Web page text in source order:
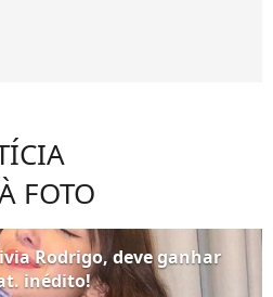
FOTO
Rodrigo, deve ganhar
inédito!